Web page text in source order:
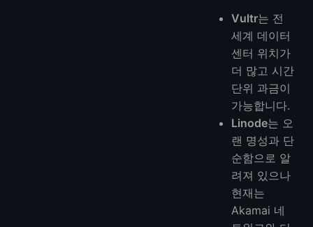
Vultr는 전
세계 데이터
센터 위치가
더 많고 시간
단위 과금이
가능합니다.
Linode는 오
랜 명성과 단
순함으로 알
려져 있으나
현재는
Akamai 네